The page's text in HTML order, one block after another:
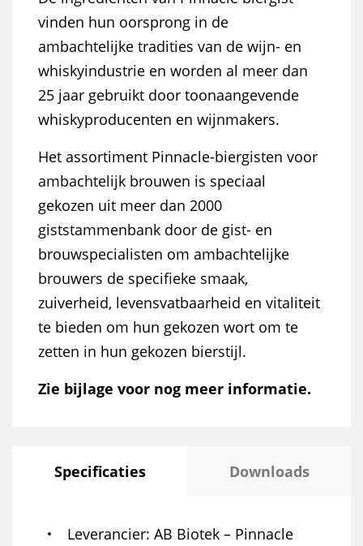
vinden hun oorsprong in de
ambachtelijke tradities van de wijn- en
whiskyindustrie en worden al meer dan
25 jaar gebruikt door toonaangevende
whiskyproducenten en wijnmakers.
Het assortiment Pinnacle-biergisten voor
ambachtelijk brouwen is speciaal
gekozen uit meer dan 2000
giststammenbank door de gist- en
brouwspecialisten om ambachtelijke
brouwers de specifieke smaak,
zuiverheid, levensvatbaarheid en vitaliteit
te bieden om hun gekozen wort om te
zetten in hun gekozen bierstijl.
Zie bijlage voor nog meer informatie.
Specificaties Downloads
Leverancier AB Biotek – Pinnacle